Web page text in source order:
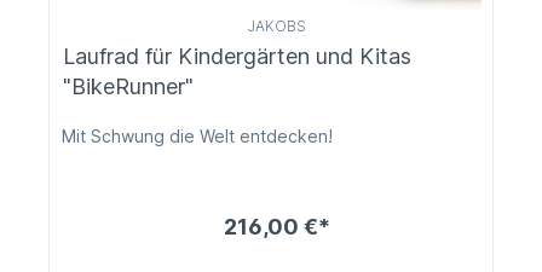
JAKOBS
Laufrad für Kindergärten und Kitas
"BikeRunner"
Mit Schwung die Welt entdecken!
216,00 €*